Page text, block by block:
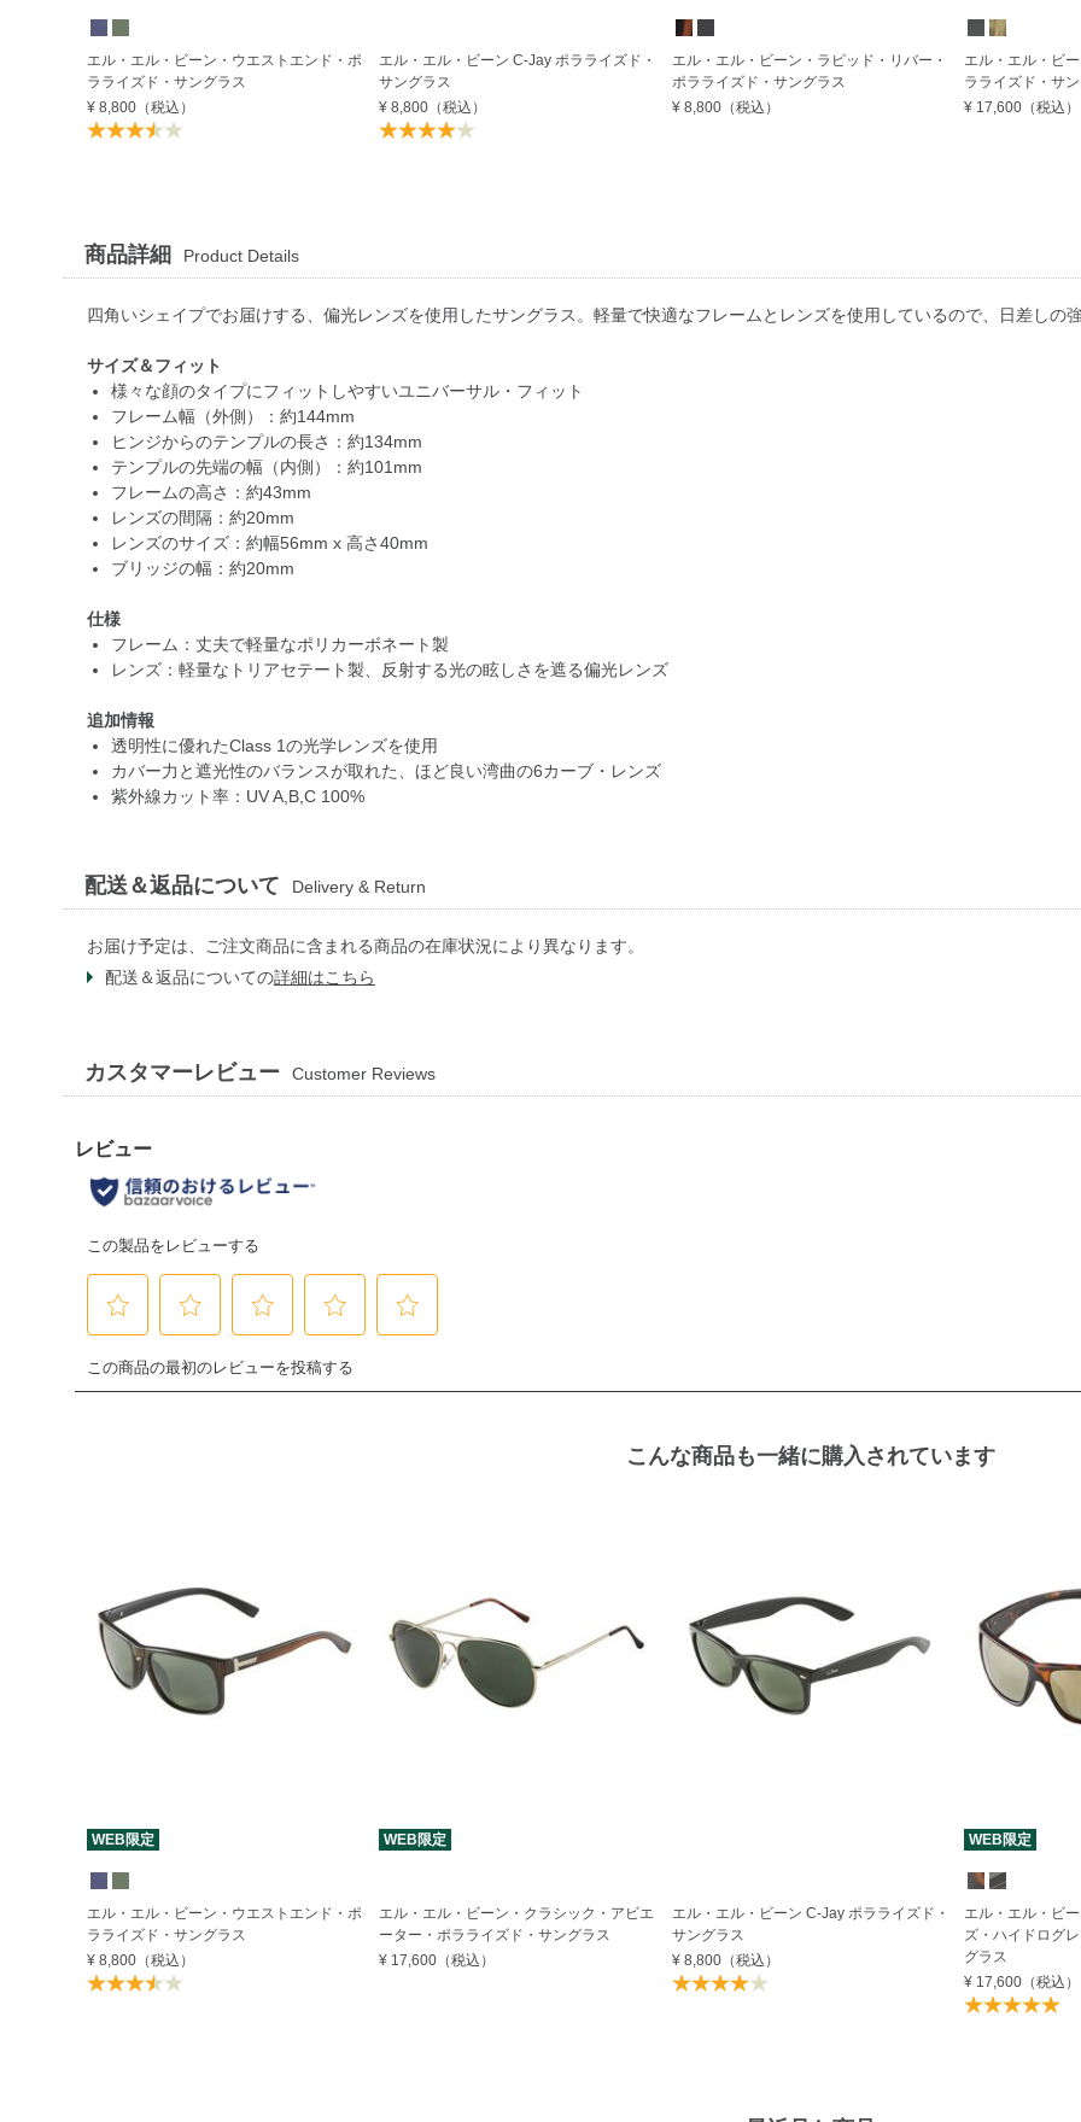
エル・エル・ビーン・ウエストエンド・ポ
ラライズド・サングラス
¥ 8,800 （税込）
エル・エル・ビーン C-Jay ポラライズド・
サングラス
¥ 8,800 （税込）
エル・エル・ビーン・ラピッド・リバー・
ポラライズド・サングラス
¥ 8,800（税込）
エル・エル・ビ
ラライズド・サ
¥ 17,600 （税込）
商品詳細 Product Details
四角いシェイプでお届けする、偏光レンズを使用したサングラス。軽量で快適なフレームとレンズを使用しているので、日差しの
サイズ＆フィット
様々な顔のタイプにフィットしやすいユニバーサル・フィット
フレーム幅（外側）：約144mm
ヒンジからのテンプルの長さ：約134mm
テンプルの先端の幅（内側）：約101mm
フレームの高さ：約43mm
レンズの間隔：約20mm
レンズのサイズ：約幅56mm x 高さ40mm
ブリッジの幅：約20mm
仕様
フレーム：丈夫で軽量なポリカーボネート製
レンズ：軽量なトリアセテート製、反射する光の眩しさを遮る偏光レンズ
追加情報
透明性に優れたClass 1の光学レンズを使用
カバー力と遮光性のバランスが取れた、ほど良い湾曲の6カーブ・レンズ
紫外線カット率：UV A,B,C 100%
配送＆返品について Delivery & Return
お届け予定は、ご注文商品に含まれる商品の在庫状況により異なります。
配送＆返品についての詳細はこちら
カスタマーレビュー Customer Reviews
こんな商品も一緒に購入されています
WEB限定
エル・エル・ビーン・ウエストエンド・ポ
ラライズド・サングラス
¥ 8,800 （税込）
WEB限定
エル・エル・ビーン・クラシック・アビエ
ーター・ポラライズド・サングラス
¥ 17,600 （税込）
エル・エル・ビーン C-Jay ポラライズド・
サングラス
¥ 8,800（税込）
WEB限定
エル・エル・ビ
ズ・ハイドログ
グラス
¥ 17,600 （税込）